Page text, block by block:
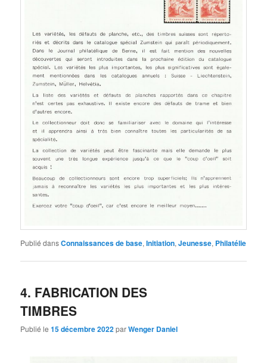
Publié dansConnaissances de base,Initiation,Jeunesse, Philatélie
4. FABRICATION DES
TIMBRES
Publié le15 décembre 2022parWenger Daniel